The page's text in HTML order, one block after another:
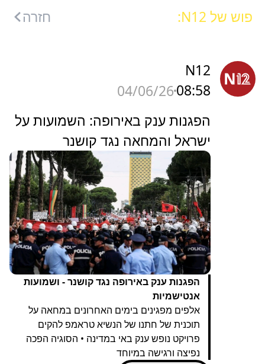
פוש של N12: חזרה
N12
08:58
04/06/26
הפגנות ענק באירופה: השמועות על
ישראל והמחאה נגד קושנר
הפגנות ענק באירופה נגד קושנר - ושמועות
אנטישמיות
אלפים מפגינים בימים האחרונים במחאה על
תוכנית של חתנו של הנשיא טראמפ להקים
פרויקט נופש ענק באי במדינה • הסוגיה הפכה
נפיצה ורגישה במיוחד